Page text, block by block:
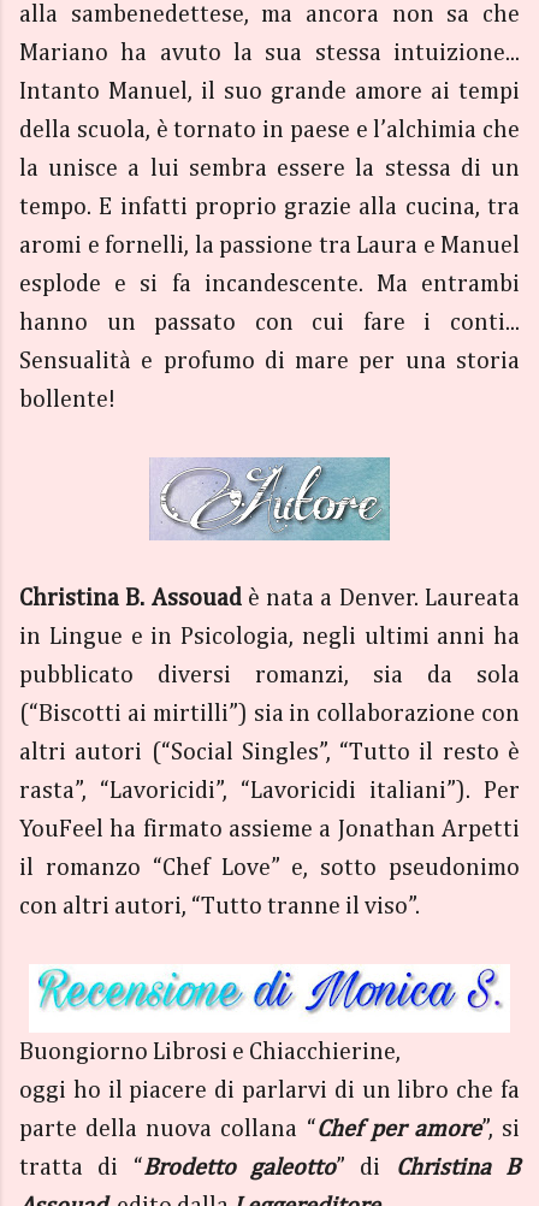
alla sambenedettese, ma ancora non sa che
Mariano ha avuto la sua stessa intuizione...
Intanto Manuel, il suo grande amore ai tempi
della scuola, è tornato in paese e l’alchimia che
la unisce a lui sembra essere la stessa di un
tempo. E infatti proprio grazie alla cucina, tra
aromi e fornelli, la passione tra Laura e Manuel
esplode e si fa incandescente. Ma entrambi
hanno un passato con cui fare i conti...
Sensualità e profumo di mare per una storia
bollente!
Christina B. Assouadè nata a Denver. Laureata
in Lingue e in Psicologia, negli ultimi anni ha
pubblicato diversi romanzi, sia da sola
(“Biscotti ai mirtilli”) sia in collaborazione con
altri autori (“Social Singles”, “Tutto il resto è
rasta”, “Lavoricidi”, “Lavoricidi italiani”). Per
YouFeel ha firmato assieme a Jonathan Arpetti
il romanzo “Chef Love” e, sotto pseudonimo
con altri autori, “Tutto tranne il viso”.
Buongiorno Librosi e Chiacchierine,
oggi ho il piacere di parlarvi di un libro che fa
parte della nuova collana “Chef per amore”, si
tratta di “Brodetto galeotto” di
Christina B